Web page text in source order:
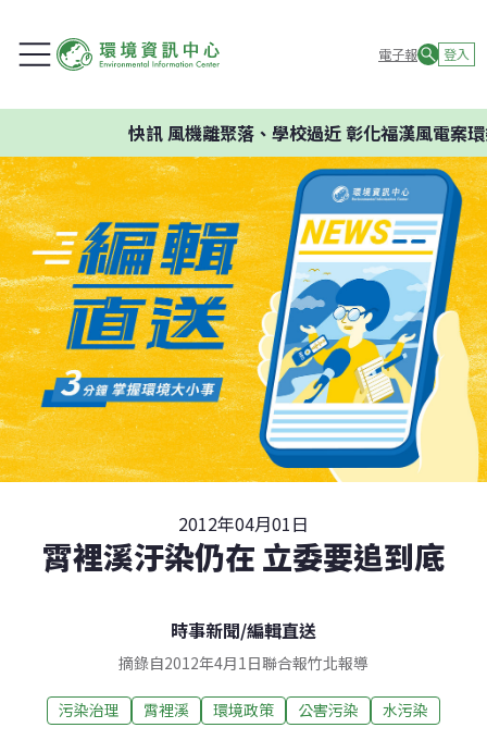
電子報 登入
快訊風機離聚落、學校過近 彰化福漢風電案環
2012年04月01日
霄裡溪汙染仍在 立委要追到底
時事新聞/編輯直送
摘錄自2012年4月1日聯合報竹北報導
污染治理 霄裡溪 環境政策 公害污染 水污染